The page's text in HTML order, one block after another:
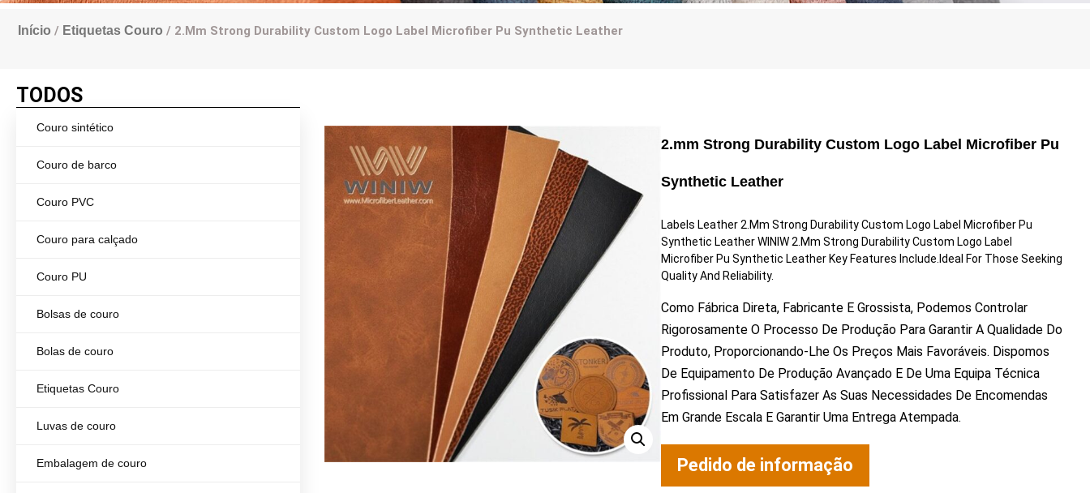
Início / Etiquetas Couro / 2.mm Strong Durability Custom Logo Label Microfiber Pu Synthetic Leather
TODOS
Couro sintético
Couro de barco
Couro PVC
Couro para calçado
Couro PU
Bolsas de couro
Bolas de couro
Etiquetas Couro
Luvas de couro
Embalagem de couro
2.mm Strong Durability Custom Logo Label Microfiber Pu
Synthetic Leather
Labels Leather 2.mm Strong Durability Custom Logo Label Microfiber Pu
Synthetic Leather WINIW 2.mm Strong Durability Custom Logo Label
Microfiber Pu Synthetic Leather Key Features Include.Ideal For Those Seeking
Quality And Reliability.
Como Fábrica Direta, Fabricante E Grossista, Podemos Controlar
Rigorosamente O Processo De Produção Para Garantir A Qualidade Do
Produto, Proporcionando-Lhe Os Preços Mais Favoráveis. Dispomos
De Equipamento De Produção Avançado E De Uma Equipa Técnica
Profissional Para Satisfazer As Suas Necessidades De Encomendas
Em Grande Escala E Garantir Uma Entrega Atempada.
Pedido de informação